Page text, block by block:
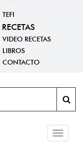
TEFI
RECETAS
VIDEO RECETAS
LIBROS
CONTACTO
Toggle